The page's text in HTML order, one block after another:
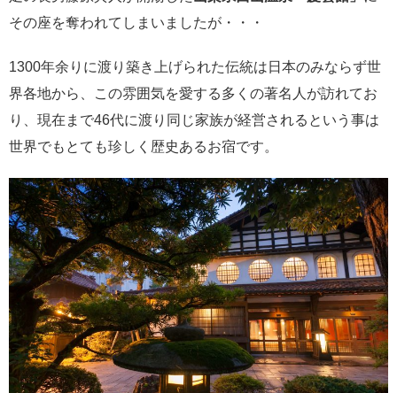
その座を奪われてしまいましたが・・・
1300年余りに渡り築き上げられた伝統は日本のみならず世
界各地から、この雰囲気を愛する多くの著名人が訪れてお
り、現在まで46代に渡り同じ家族が経営されるという事は
世界でもとても珍しく歴史あるお宿です。